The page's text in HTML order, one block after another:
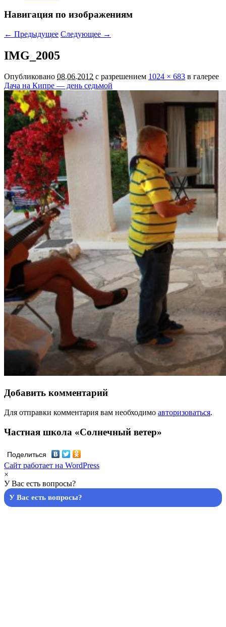
Навигация по изображениям
← Предыдущее Следующее →
IMG_2005
Опубликовано 08.06.2012 с разрешением 1024 × 683 в галерее
Дача на Кипре — день седьмой
Добавить комментарий
Для отправки комментария вам необходимо авторизоваться.
Частная школа «Солнечный ветер»
Поделиться
Сайт работает на WordPress
×
У Вас есть вопросы?
У Вас есть вопросы?